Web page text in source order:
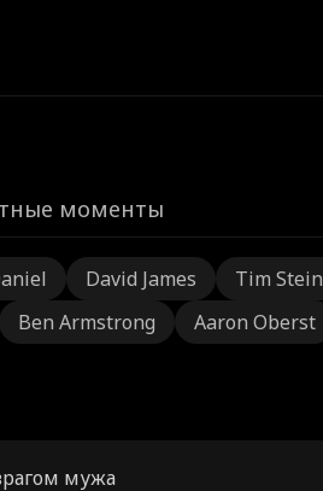
моменты
David James Tim Stein
Ben Armstrong Aaron Oberst
мужа